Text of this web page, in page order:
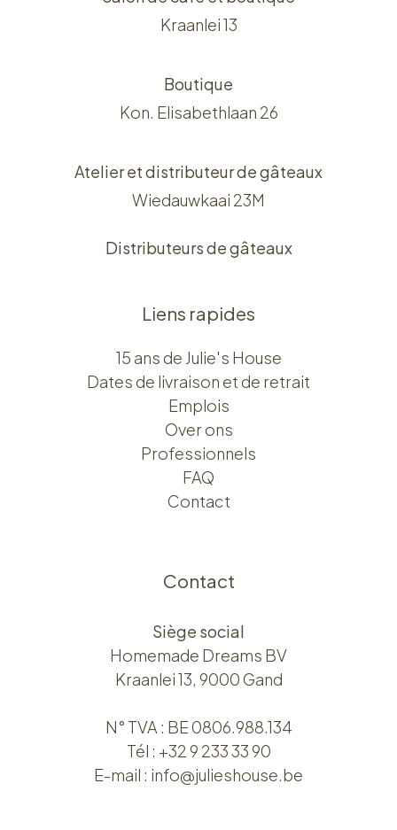
Kraanlei 13
Boutique
Kon. Elisabethlaan 26
Atelier et distributeur de gâteaux
Wiedauwkaai 23M
Distributeurs de gâteaux
Liens rapides
15 ans de Julie's House
Dates de livraison et de retrait
Emplois
Over ons​​
Professionnels
FAQ
Contact
Contact
Siège social
Homemade Dreams BV
Kraanlei 13, 9000 Gand
N° TVA : BE 0806.988.134
Tél : +32 9 233 33 90
E-mail : info@julieshouse.be